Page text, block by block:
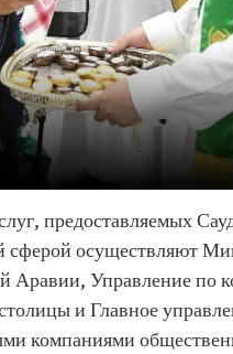
предоставляемых
сферой осуществляют
Аравии, Управление по
и Главное
компаниями